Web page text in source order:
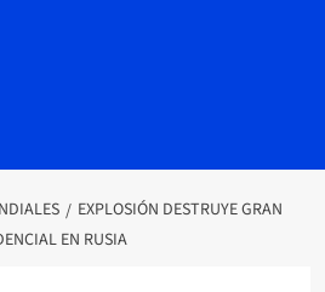
EXPLOSIÓN DESTRUYE GRAN
EN RUSIA